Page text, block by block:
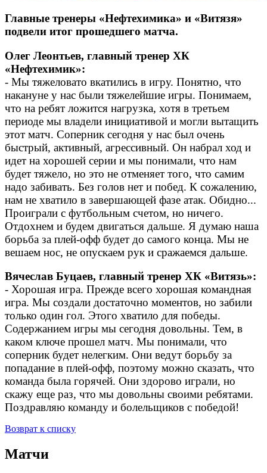
Главные тренеры «Нефтехимика» и «Витязя»
подвели итог прошедшего матча.
Олег Леонтьев, главный тренер ХК
«Нефтехимик»:
- Мы тяжеловато вкатились в игру. Понятно, что
накануне у нас были тяжелейшие игры. Понимаем,
что на ребят ложится нагрузка, хотя в третьем
периоде мы владели инициативой и могли вытащить
этот матч. Соперник сегодня у нас был очень
быстрый, активный, агрессивный. Он набрал ход и
идет на хорошей серии и мы понимали, что нам
будет тяжело, но это не отменяет того, что самим
надо забивать. Без голов нет и побед. К сожалению,
нам не хватило в завершающей фазе атак. Обидно...
Проиграли с футбольным счетом, но ничего.
Отдохнем и будем двигаться дальше. Я думаю наша
борьба за плей-офф будет до самого конца. Мы не
вешаем нос, не опускаем рук и сражаемся дальше.
Вячеслав Буцаев, главный тренер ХК «Витязь»:
- Хорошая игра. Прежде всего хорошая командная
игра. Мы создали достаточно моментов, но забили
только один гол. Этого хватило для победы.
Содержанием игры мы сегодня довольны. Тем, в
каком ключе прошел матч. Мы понимали, что
соперник будет нелегким. Они ведут борьбу за
попадание в плей-офф, поэтому можно сказать, что
команда была горячей. Они здорово играли, но
скажу еще раз, что мы довольны своими ребятами.
Поздравляю команду и болельщиков с победой!
Возврат к списку
Матчи